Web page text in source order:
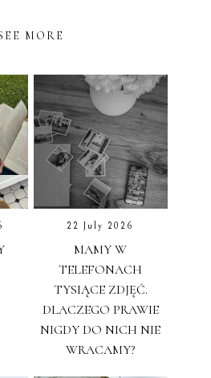
MORE
22 July 2026
MAMY W
TELEFONACH
TYSIĄCE ZDJĘĆ.
DLACZEGO PRAWIE
NIGDY DO NICH NIE
WRACAMY?